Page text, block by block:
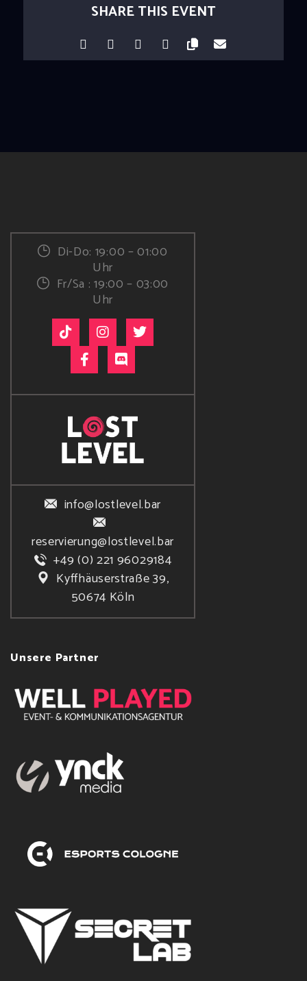
SHARE THIS EVENT
Di-Do: 19:00 – 01:00
Uhr
Fr/Sa : 19:00 – 03:00
Uhr
info@lostlevel.bar
reservierung@lostlevel.bar
+49 (0) 221 96029184
Kyffhäuserstraße 39,
50674 Köln
Unsere Partner